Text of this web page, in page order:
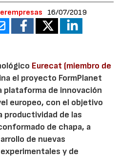
16/07/2019
Eurecat (miembro de
el proyecto FormPlanet
plataforma de innovación
europeo, con el objetivo
productividad de las
de chapa, a
de nuevas
y de